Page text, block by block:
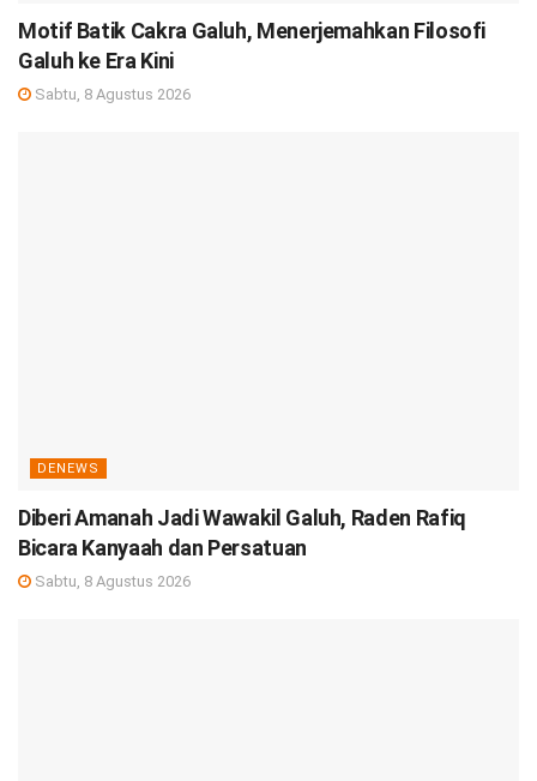
Motif Batik Cakra Galuh, Menerjemahkan Filosofi
Galuh ke Era Kini
Sabtu, 8 Agustus 2026
DENEWS
Diberi Amanah Jadi Wawakil Galuh, Raden Rafiq
Bicara Kanyaah dan Persatuan
Sabtu, 8 Agustus 2026